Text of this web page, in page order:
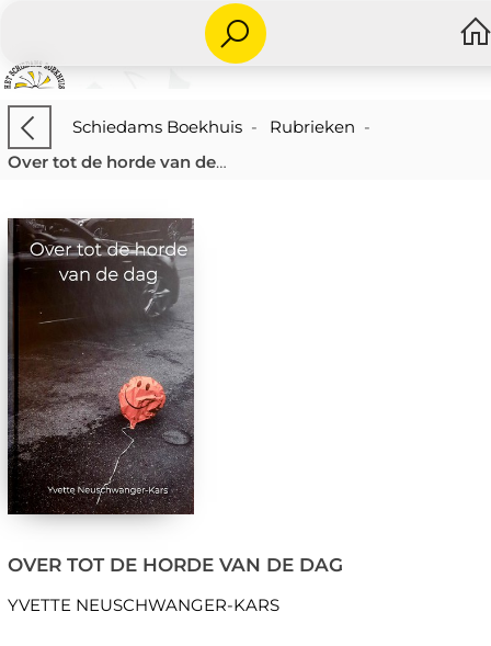
Schiedams Boekhuis- Rubrieken -
Over tot de horde van de dag
OVER TOT DE HORDE VAN DE DAG
YVETTE NEUSCHWANGER-KARS